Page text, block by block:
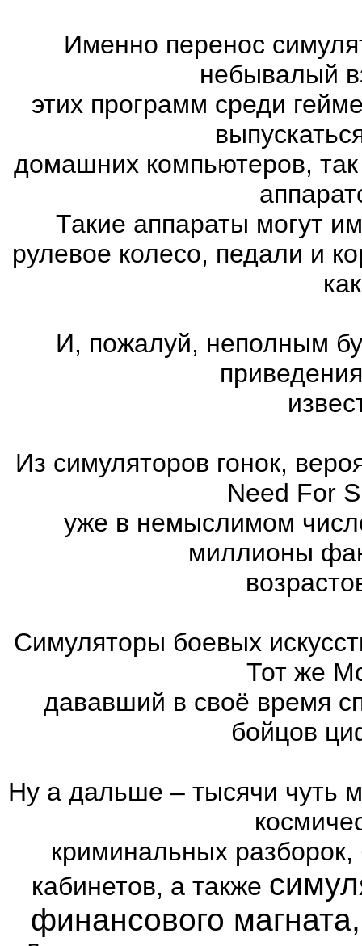
Именно перенос
небывалый
этих программ среди
домашних компьютеров,
Такие аппараты могут
рулевое колесо, педали и
И, пожалуй, неполным
Из симуляторов гонок,
Need For
уже в немыслимом
миллионы
Симуляторы боевых
Тот же
дававший в своё время
бойцов
Ну а дальше – тысячи чуть
криминальных
кабинетов, а также
финансового